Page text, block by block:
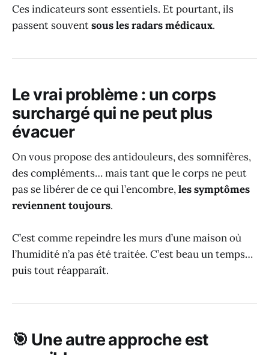
Ces indicateurs sont essentiels. Et pourtant, ils
passent souventsous les radars médicaux.
Le vrai problème : un corps
surchargé qui ne peut plus
évacuer
On vous propose des antidouleurs, des somnifères,
des compléments… mais tant que le corps ne peut
pas se libérer de ce qui l’encombre,les symptômes
reviennent toujours.
C’est comme repeindre les murs d’une maison où
l’humidité n’a pas été traitée. C’est beau un temps…
puis tout réapparaît.
🎯 Une autre approche est